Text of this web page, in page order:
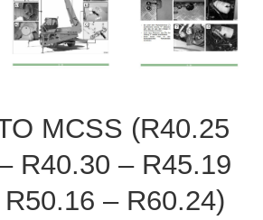
MCSS (R40.25
R40.30 – R45.19
– R60.24)